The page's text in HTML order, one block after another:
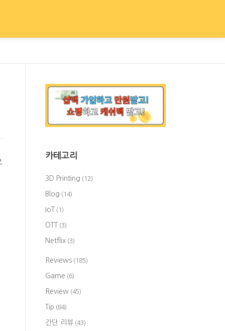
카테고리
3D Printing (12)
Blog (14)
IoT (1)
OTT (3)
Netflix (3)
Reviews (185)
Game (6)
Review (45)
Tip (84)
간단 리뷰 (43)